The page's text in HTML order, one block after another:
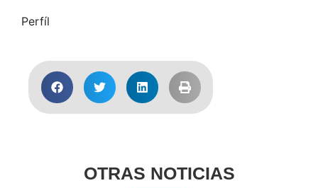
Perfíl
OTRAS NOTICIAS